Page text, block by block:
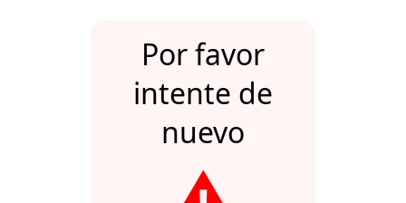
Por favor
intente de
nuevo